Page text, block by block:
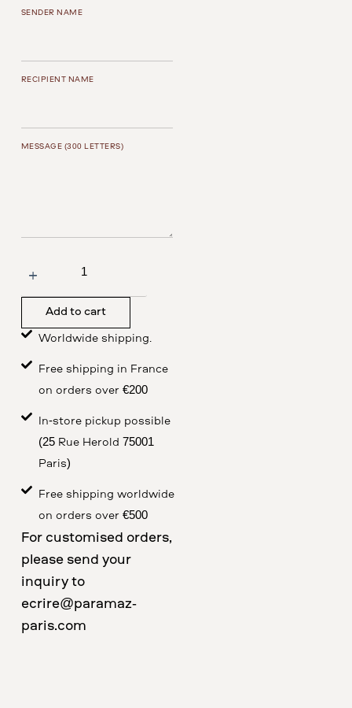
SENDER NAME
RECIPIENT NAME
MESSAGE (300 LETTERS)
Add to cart
Worldwide shipping.
Free shipping in France
on orders over €200
In-store pickup possible
(25 Rue Herold 75001
Paris)
Free shipping worldwide
on orders over €500
For customised orders,
please send your
inquiry to
ecrire@paramaz-
paris.com